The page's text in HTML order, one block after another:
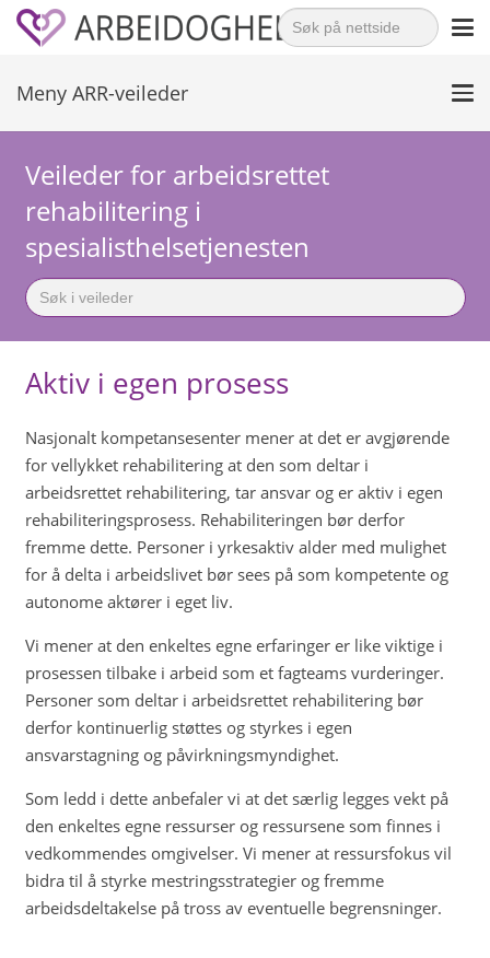
Search
for:
Meny ARR-veileder
Veileder for arbeidsrettet
rehabilitering i
spesialisthelsetjenesten
Search
for:
Aktiv i egen prosess
Nasjonalt kompetansesenter mener at det er avgjørende
for vellykket rehabilitering at den som deltar i
arbeidsrettet rehabilitering, tar ansvar og er aktiv i egen
rehabiliteringsprosess. Rehabiliteringen bør derfor
fremme dette. Personer i yrkesaktiv alder med mulighet
for å delta i arbeidslivet bør sees på som kompetente og
autonome aktører i eget liv.
Vi mener at den enkeltes egne erfaringer er like viktige i
prosessen tilbake i arbeid som et fagteams vurderinger.
Personer som deltar i arbeidsrettet rehabilitering bør
derfor kontinuerlig støttes og styrkes i egen
ansvarstagning og påvirkningsmyndighet.
Som ledd i dette anbefaler vi at det særlig legges vekt på
den enkeltes egne ressurser og ressursene som finnes i
vedkommendes omgivelser. Vi mener at ressursfokus vil
bidra til å styrke mestringsstrategier og fremme
arbeidsdeltakelse på tross av eventuelle begrensninger.